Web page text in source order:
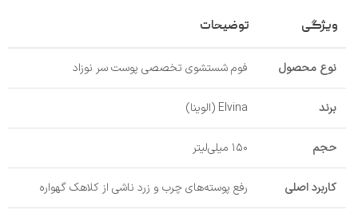
ویژگی توضیحات
نوع محصول فوم شستشوی تخصصی پوست سر نوزاد
برند Elvina (الوینا)
حجم ۱۵۰ میلی‌لیتر
کاربرد اصلی رفع پوسته‌های چرب و زرد ناشی از کلاهک گهواره